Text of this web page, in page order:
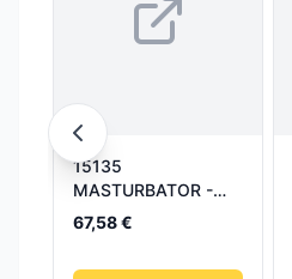
15135
MASTURBATOR -
VAGINA LUNA RIVAL
MASTURBATORE
67,58 €